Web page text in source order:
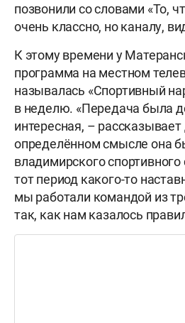
позвонили со словами «То,
очень классно, но каналу,
К этому времени у
программа на местном
называлась «Спортивный
в неделю. «Передача была
интересная, –
определённом смысле она
владимирского
тот период какого-то
мы работали командой из
так, как нам казалось